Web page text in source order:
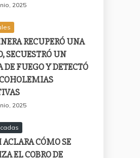
2025
RECUPERÓ UNA
SECUESTRÓ UN
DE FUEGO Y DETECTÓ
2025
ACLARA CÓMO SE
EL COBRO DE